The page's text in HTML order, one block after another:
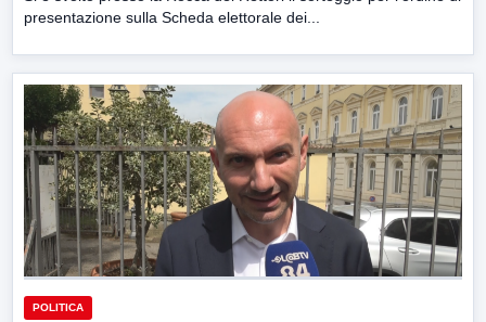
presentazione sulla Scheda elettorale dei...
POLITICA